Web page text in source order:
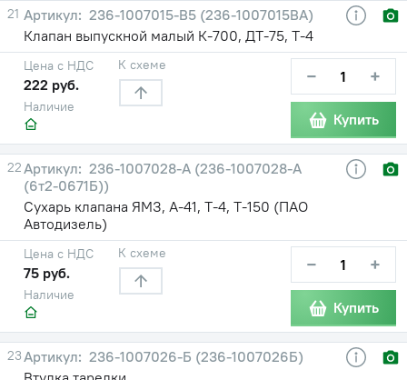
21
236-1007015-В5 (236-1007015ВА)
Клапан выпускной малый К-700, ДТ-75, Т-4
Наличие
Цена с НДС
222 руб.
К схеме − +
Купить
22
236-1007028-А (236-1007028-А
(6т2-0671Б))
Сухарь клапана ЯМЗ, А-41, Т-4, Т-150 (ПАО
Автодизель)
Наличие
Цена с НДС
75 руб.
К схеме − +
Купить
23
236-1007026-Б (236-1007026Б)